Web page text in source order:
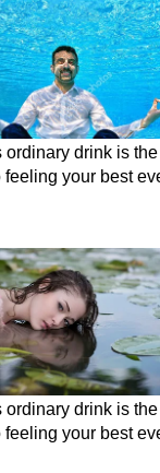
है। एक तरफ चीन
को मजबूत करने में
यह दुनिया की
लगातार क्यों